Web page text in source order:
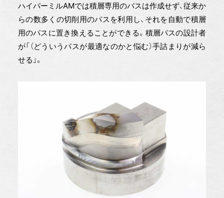
ハイパーミルAMでは積層専用のパスは作成せず、従来か
らの数多くの切削用のパスを利用し、それを自動で積層
用のパスに置き換えることができる。積層パスの設計者
が「（どういうパスが最適なのかと悩む）手詰まりが減ら
せる」。